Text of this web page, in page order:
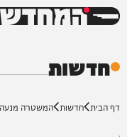
המחדש
חדשות
דף הבית חדשות המשטרה מנעה